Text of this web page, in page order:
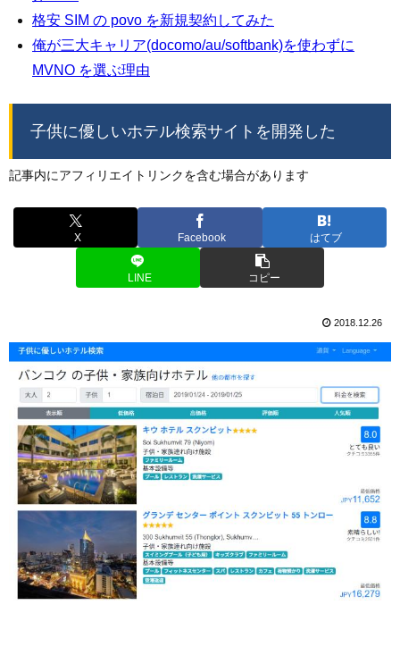
格安 SIM の povo を新規契約してみた
俺が三大キャリア(docomo/au/softbank)を使わずに
MVNO を選ぶ理由
子供に優しいホテル検索サイトを開発した
記事内にアフィリエイトリンクを含む場合があります
X Facebook はてブ
LINE コピー
2018.12.26